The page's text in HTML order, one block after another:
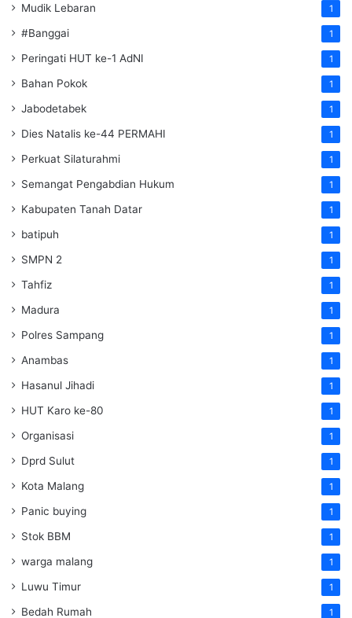
Mudik Lebaran 1
#Banggai 1
Peringati HUT ke-1 AdNI 1
Bahan Pokok 1
Jabodetabek 1
Dies Natalis ke-44 PERMAHI 1
Perkuat Silaturahmi 1
Semangat Pengabdian Hukum 1
Kabupaten Tanah Datar 1
batipuh 1
SMPN 2 1
Tahfiz 1
Madura 1
Polres Sampang 1
Anambas 1
Hasanul Jihadi 1
HUT Karo ke-80 1
Organisasi 1
Dprd Sulut 1
Kota Malang 1
Panic buying 1
Stok BBM 1
warga malang 1
Luwu Timur 1
Bedah Rumah 1